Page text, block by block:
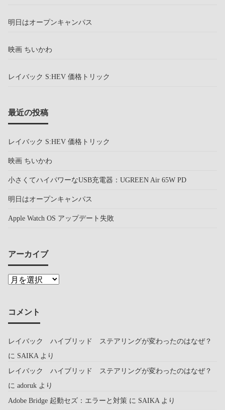
明日はオープンキャンパス
映画 ちいかわ
レイバック S:HEV 価格トリック
最近の投稿
レイバック S:HEV 価格トリック
映画 ちいかわ
小さくてハイパワーなUSB充電器：UGREEN Air 65W PD
明日はオープンキャンパス
Apple Watch OS アップデート失敗
アーカイブ
コメント
レイバック ハイブリッド ステアリングが変わったのはなぜ？
に SAIKA より
レイバック ハイブリッド ステアリングが変わったのはなぜ？
に adoruk より
Adobe Bridge 起動セズ：エラーと対策 に SAIKA より